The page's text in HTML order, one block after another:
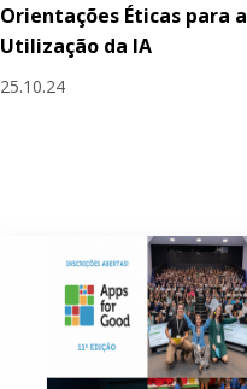
Orientações Éticas para a
Utilização da IA
25.10.24